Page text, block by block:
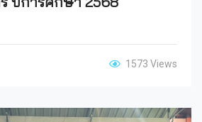
1573 Views